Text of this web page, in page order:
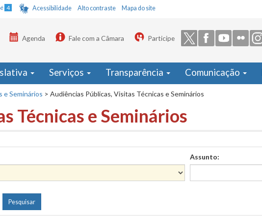
4 Acessibilidade Alto contraste Mapa do site
Agenda Fale com a Câmara Participe
Serviços Transparência Comunicação
e Seminários > Audiências Públicas, Visitas Técnicas e Seminários
Técnicas e Seminários
Assunto: